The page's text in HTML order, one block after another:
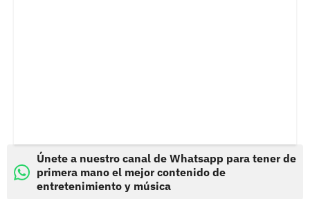
Únete a nuestro canal de Whatsapp para tener de
primera mano el mejor contenido de
entretenimiento y música